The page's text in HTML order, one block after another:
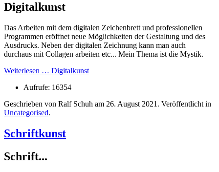
Digitalkunst
Das Arbeiten mit dem digitalen Zeichenbrett und professionellen
Programmen eröffnet neue Möglichkeiten der Gestaltung und des
Ausdrucks. Neben der digitalen Zeichnung kann man auch
durchaus mit Collagen arbeiten etc... Mein Thema ist die Mystik.
Weiterlesen … Digitalkunst
Aufrufe: 16354
Geschrieben von Ralf Schuh am 26. August 2021 . Veröffentlicht in
Uncategorised.
Schriftkunst
Schrift...